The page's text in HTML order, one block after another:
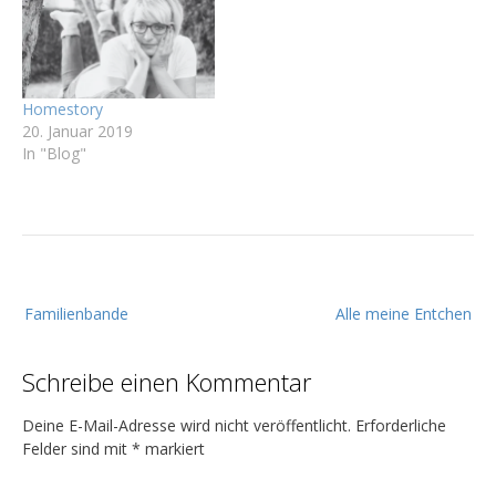
Homestory
20. Januar 2019
In "Blog"
e
t
r
a
Alle meine Entchen
Familienbande
Schreibe einen Kommentar
Deine E-Mail-Adresse wird nicht veröffentlicht. Erforderliche
Felder sind mit * markiert